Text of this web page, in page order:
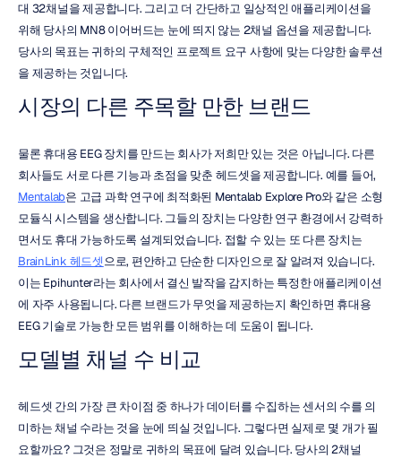
대 32채널을 제공합니다. 그리고 더 간단하고 일상적인 애플리케이션을
위해 당사의 MN8 이어버드는 눈에 띄지 않는 2채널 옵션을 제공합니다.
당사의 목표는 귀하의 구체적인 프로젝트 요구 사항에 맞는 다양한 솔루션
을 제공하는 것입니다.
시장의 다른 주목할 만한 브랜드
물론 휴대용 EEG 장치를 만드는 회사가 저희만 있는 것은 아닙니다. 다른
Mentalab은 고급 과학 연구에 최적화된 Mentalab Explore Pro와 같은 소형
모듈식 시스템을 생산합니다. 그들의 장치는 다양한 연구 환경에서 강력하
BrainLink 헤드셋으로, 편안하고 단순한 디자인으로 잘 알려져 있습니다.
이는 Epihunter라는 회사에서 결신 발작을 감지하는 특정한 애플리케이션
에 자주 사용됩니다. 다른 브랜드가 무엇을 제공하는지 확인하면 휴대용
EEG 기술로 가능한 모든 범위를 이해하는 데 도움이 됩니다.
모델별 채널 수 비교
헤드셋 간의 가장 큰 차이점 중 하나가 데이터를 수집하는 센서의 수를 의
미하는 채널 수라는 것을 눈에 띄실 것입니다. 그렇다면 실제로 몇 개가 필
요할까요? 그것은 정말로 귀하의 목표에 달려 있습니다. 당사의 2채널